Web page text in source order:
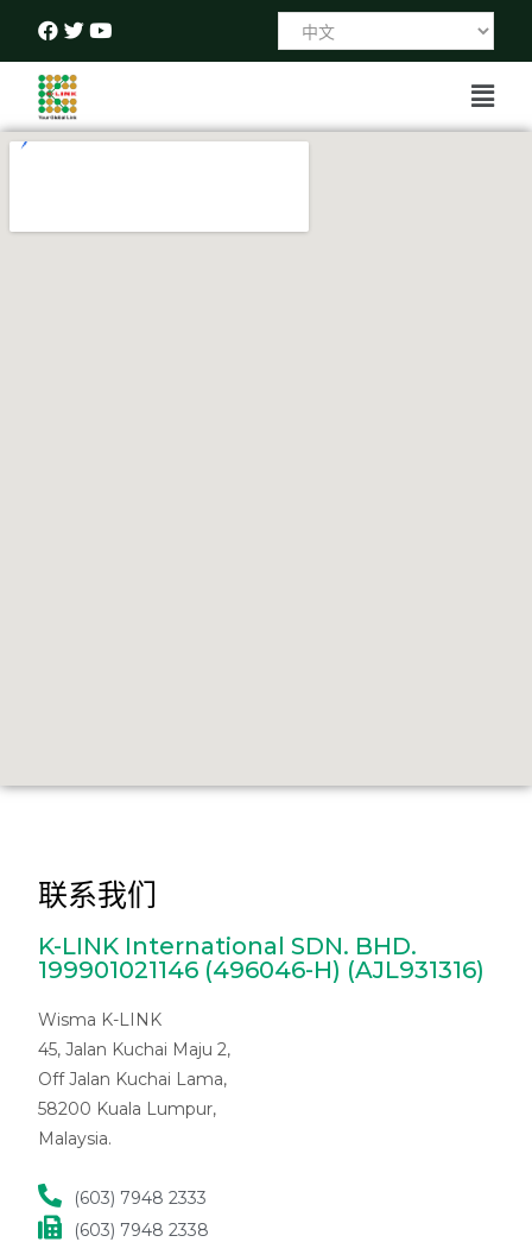
联系我们
K-LINK International SDN. BHD.
199901021146 (496046-H) (AJL931316)
Wisma K-LINK
45, Jalan Kuchai Maju 2,
Off Jalan Kuchai Lama,
58200 Kuala Lumpur,
Malaysia.
(603) 7948 2333
(603) 7948 2338